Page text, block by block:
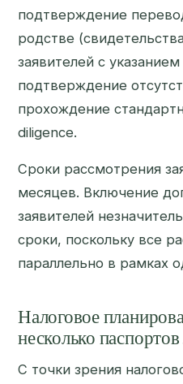
подтверждение
родстве
заявителей с
подтверждение
прохождение
diligence.
Сроки рассмотрения
месяцев. Включение
заявителей
сроки, поскольку все
параллельно в рамках
Налоговое
несколько
С точки зрения